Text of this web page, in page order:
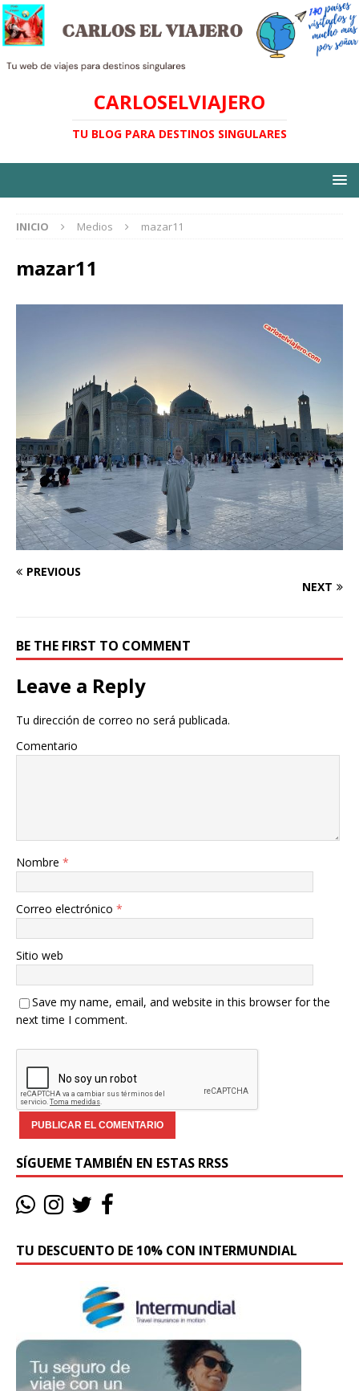
CARLOSELVIAJERO
TU BLOG PARA DESTINOS SINGULARES
INICIO Medios mazar11
mazar11
PREVIOUS
NEXT
BE THE FIRST TO COMMENT
Leave a Reply
Tu dirección de correo no será publicada.
Comentario
Nombre *
Correo electrónico *
Sitio web
Save my name, email, and website in this browser for the
next time I comment.
SÍGUEME TAMBIÉN EN ESTAS RRSS
TU DESCUENTO DE 10% CON INTERMUNDIAL